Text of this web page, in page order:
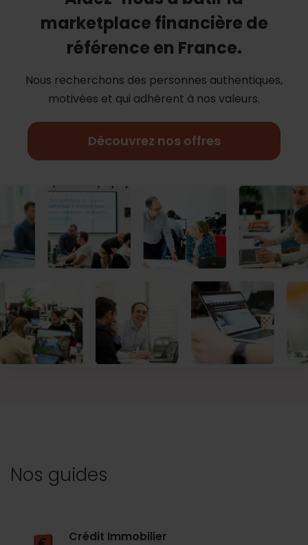
marketplace financière de
référence en France.
Nous recherchons des personnes authentiques,
motivées et qui adhèrent à nos valeurs.
Découvrez nos offres
Nos guides
Crédit Immobilier